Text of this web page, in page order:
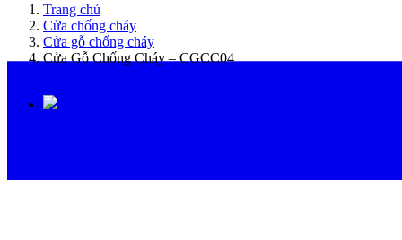
Trang chủ
Cửa chống cháy
Cửa gỗ chống cháy
Cửa Gỗ Chống Cháy – CGCC04